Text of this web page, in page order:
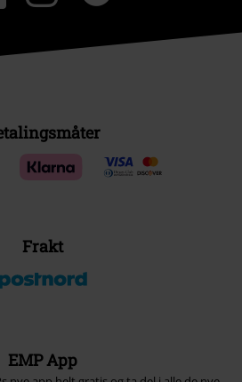
Frakt
EMP App